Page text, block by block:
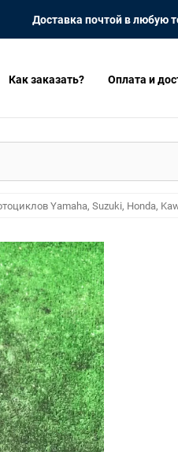
Доставка почтой в любую
Как заказать? Оплата и
Yamaha, Suzuki, Honda,